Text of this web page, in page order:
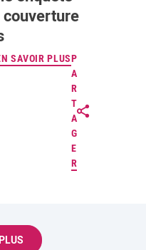
SAVOIR PLUSP
A
R
T
A
G
E
R